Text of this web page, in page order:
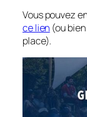
Vous pouvez
ce lien (ou
place).